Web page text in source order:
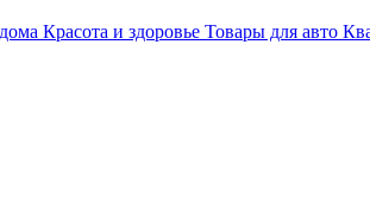
Красота и здоровье Товары для авто